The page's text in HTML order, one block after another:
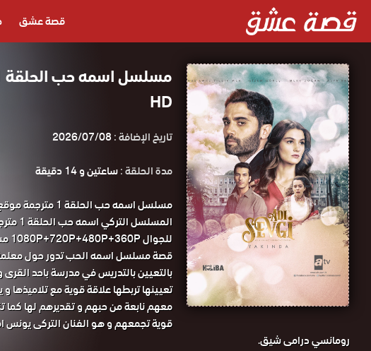
قصة عشق
HD
تاريخ الإضافة :2026/07/08
مدة الحلقة :ساعتين و 14 دقيقة
مسلسل اسمه حب
للجوال 1080P+720P+480P+360P مسلسل اسمه حب الحلقة 1 مترجمة قصة عشق.
قصة مسلسل اسمه الحب تدور حول معلمة
بالتعيين بالتدريس في مدرسة باحد
تعيينها تربطها علاقة قوية مع تلاميذها
معهم نابعة من حبهم و تقديرهم لها كما
قوية تجمعهم و هو الفنان التركى يونس
رومانسي درامى شيق.